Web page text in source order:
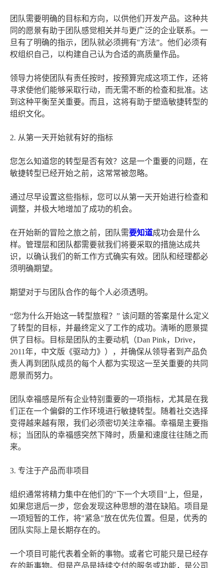
团队需要明确的目标和方向，以供他们开发产品。这种共
同的愿景有助于团队感觉相关并与更广泛的企业联系。一
旦有了明确的指示，团队就必须拥有"方法”。他们必须有
权组织自己，以构建自己认为合适的高质量作品。
领导力将使团队有责任按时，按预算完成这项工作，还将
寻求使他们能够采取行动，而无需不断的检查和批准。达
到这种平衡至关重要。而且，这将有助于塑造敏捷转型的
组织文化。
2. 从第一天开始就有好的指标
您怎么知道您的转型是否有效？这是一个重要的问题，在
敏捷转型已经开始之前，这常常被忽略。
通过尽早设置这些指标，您可以从第一天开始进行检查和
调整，并极大地增加了成功的机会。
在开始新的冒险之旅之前，团队需要知道成功会是什么
样。管理层和团队都需要就我们将要采取的措施达成共
识，以确认我们的新工作方式确实有效。团队和经理都必
须明确期望。
期望对于与团队合作的每个人必须透明。
“您为什么开始这一转型旅程？” 该问题的答案是什么定义
了转型的目标，并最终定义了工作的成功。清晰的愿景提
供了目标。目标是团队的主要动机（Dan Pink，Drive，
2011年，中文版《驱动力》），并确保从领导者到产品负
责人再到团队成员的每个人都为实现这一至关重要的共同
愿景而努力。
团队幸福感是所有企业特别重要的一项指标，尤其是在我
们正在一个偏僻的工作环境进行敏捷转型。随着社交选择
变得越来越有限，我们必须密切关注幸福。幸福是主要指
标；当团队的幸福感突然下降时，质量和速度往往随之而
来。
3. 专注于产品而非项目
组织通常将精力集中在他们的"下一个大项目"上，但是，
如果您退后一步，您会发现这种思想的潜在缺陷。项目是
一项短暂的工作，将"紧急"放在优先位置。但是，优秀的
团队实际上是长期存在的。
一个项目可能代表着全新的事物。或者它可能只是已经存
在的新事物。但是产品是持续交付的服务或功能，是公司